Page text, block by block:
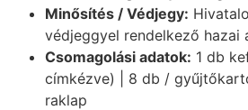
Minősítés / Védjegy:
védjeggyel rendelkező hazai
Csomagolási adatok: 1 db
címkézve) | 8 db /
raklap